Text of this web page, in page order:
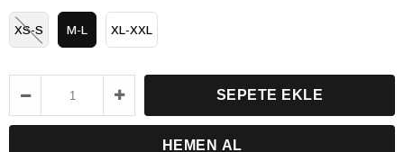
XS-S M-L XL-XXL